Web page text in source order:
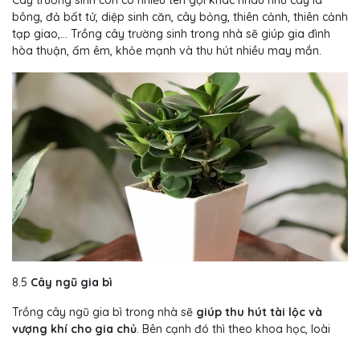
bông, đả bất tử, diệp sinh căn, cây bỏng, thiên cảnh, thiên cảnh
tạp giao,… Trồng cây trường sinh trong nhà sẽ giúp gia đình
hòa thuận, ấm êm, khỏe mạnh và thu hút nhiều may mắn.
8.5 Cây ngũ gia bì
Trồng cây ngũ gia bì trong nhà sẽ giúp thu hút tài lộc và
vượng khí cho gia chủ. Bên cạnh đó thì theo khoa học, loài